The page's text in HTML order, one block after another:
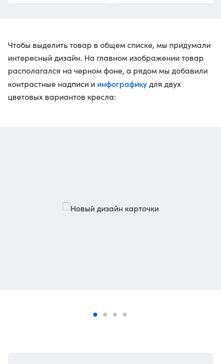
Чтобы выделить товар в общем списке, мы придумали
интересный дизайн. На главном изображении товар
располагался на черном фоне, а рядом мы добавили
контрастные надписи и инфографикудля двух
цветовых вариантов кресла: